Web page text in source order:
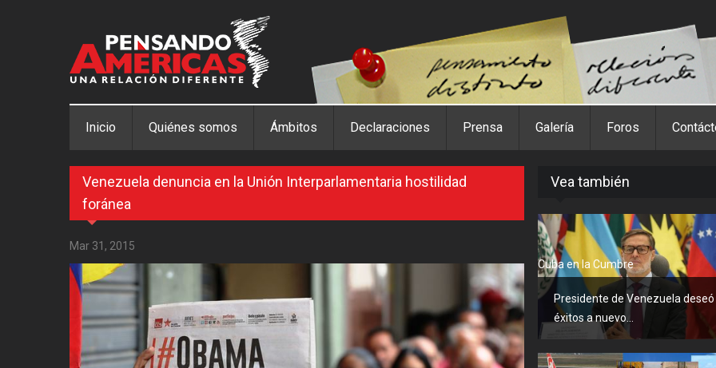
Inicio Quiénes somos Ámbitos Declaraciones Prensa Galería Foros
Venezuela denuncia en la Unión Interparlamentaria hostilidad
foránea
Mar 31, 2015
Vea también
Cuba en la Cumbre
Presidente de Venezuela deseó
éxitos a nuevo...